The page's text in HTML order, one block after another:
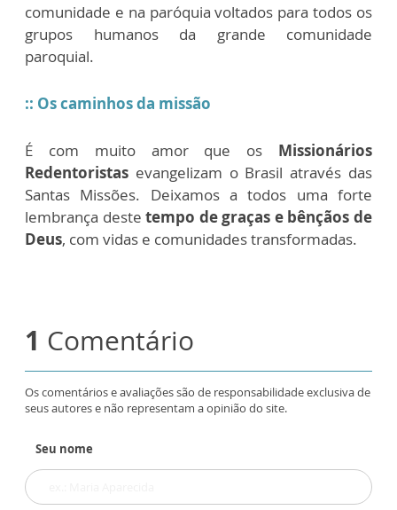
comunidade e na paróquia voltados para todos os
grupos humanos da grande comunidade
paroquial.
:: Os caminhos da missão
É com muito amor que os Missionários
Redentoristas evangelizam o Brasil através das
Santas Missões. Deixamos a todos uma forte
lembrança destetempo de graças e bênçãos de
Deus, com vidas e comunidades transformadas.
1 Comentário
Os comentários e avaliações são de responsabilidade exclusiva de
seus autores e não representam a opinião do site.
Seu nome